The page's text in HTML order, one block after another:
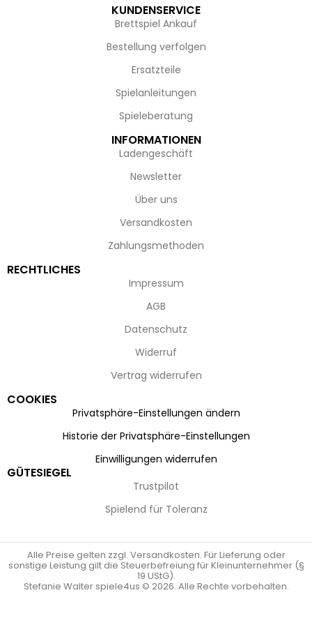
KUNDENSERVICE
Brettspiel Ankauf
Bestellung verfolgen
Ersatzteile
Spielanleitungen
Spieleberatung
INFORMATIONEN
Ladengeschäft
Newsletter
Über uns
Versandkosten
Zahlungsmethoden
RECHTLICHES
Impressum
AGB
Datenschutz
Widerruf
Vertrag widerrufen
COOKIES
Privatsphäre-Einstellungen ändern
Historie der Privatsphäre-Einstellungen
Einwilligungen widerrufen
GÜTESIEGEL
Trustpilot
Spielend für Toleranz
Alle Preise gelten zzgl. Versandkosten. Für Lieferung oder
sonstige Leistung gilt die Steuerbefreiung für Kleinunternehmer (§
19 UStG).
Stefanie Walter spiele4us © 2026. Alle Rechte vorbehalten.